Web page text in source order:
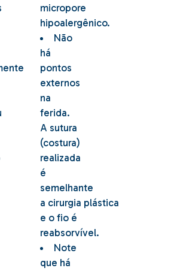
micropore
hipoalergênico.
Não
há
pontos
externos
na
ferida.
A sutura
(costura)
realizada
é
semelhante
a cirurgia plástica
e o fio é
reabsorvível.
Note
que há